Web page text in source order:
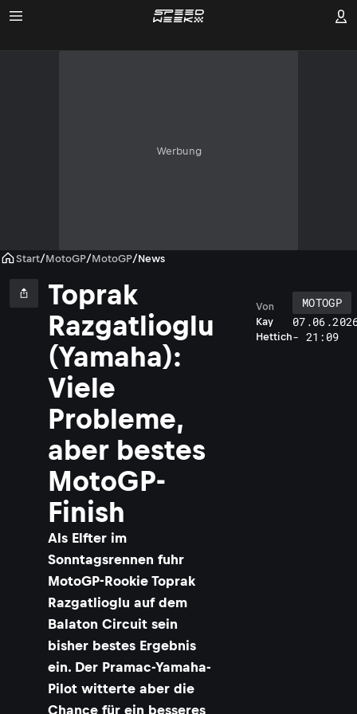
Werbung
Start/MotoGP/MotoGP/News
Toprak
Razgatlioglu
(Yamaha):
Viele
Probleme,
aber bestes
MotoGP-
Finish
Als Elfter im
Sonntagsrennen fuhr
MotoGP-Rookie Toprak
Razgatlioglu auf dem
Balaton Circuit sein
bisher bestes Ergebnis
ein. Der Pramac-Yamaha-
Pilot witterte aber die
Chance für ein besseres
Kay
Hettich
Von
MOTOGP
- 21:09